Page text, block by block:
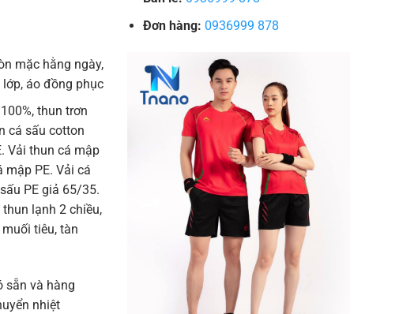
mặc hằng ngày,
áo đồng phục
thun trơn
cá sấu cotton
Vải thun cá mập
mập PE. Vải cá
PE giả 65/35.
lạnh 2 chiều,
tiêu, tàn
sẵn và hàng
nhiệt
Đơn hàng: 0936999 878